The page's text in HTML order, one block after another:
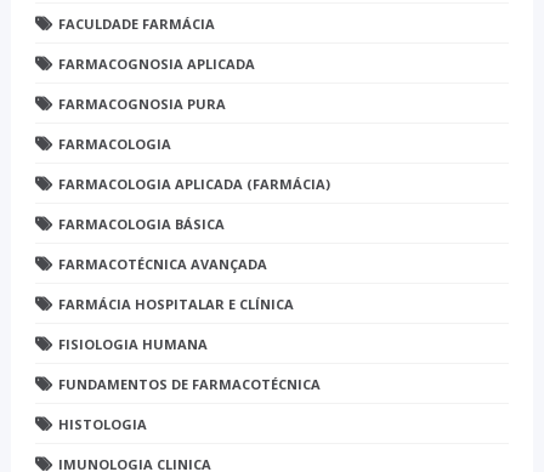
FACULDADE FARMÁCIA
FARMACOGNOSIA APLICADA
FARMACOGNOSIA PURA
FARMACOLOGIA
FARMACOLOGIA APLICADA (FARMÁCIA)
FARMACOLOGIA BÁSICA
FARMACOTÉCNICA AVANÇADA
FARMÁCIA HOSPITALAR E CLÍNICA
FISIOLOGIA HUMANA
FUNDAMENTOS DE FARMACOTÉCNICA
HISTOLOGIA
IMUNOLOGIA CLINICA